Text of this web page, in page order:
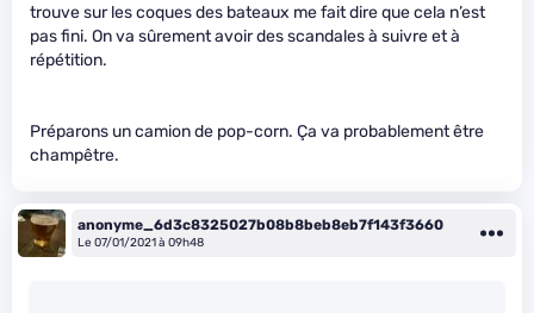
trouve sur les coques des bateaux me fait dire que cela n’est
pas fini. On va sûrement avoir des scandales à suivre et à
répétition.
Préparons un camion de pop-corn. Ça va probablement être
champêtre.
anonyme_6d3c8325027b08b8beb8eb7f143f3660
Le 07/01/2021 à 09h48